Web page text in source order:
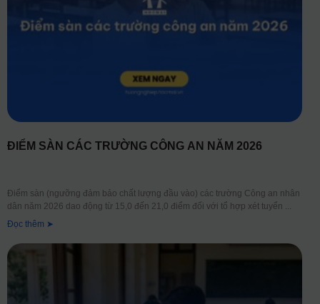
ĐIỂM SÀN CÁC TRƯỜNG CÔNG AN NĂM 2026
Điểm sàn (ngưỡng đảm bảo chất lượng đầu vào) các trường Công an nhân
dân năm 2026 dao động từ 15,0 đến 21,0 điểm đối với tổ hợp xét tuyển
Đọc thêm ➤